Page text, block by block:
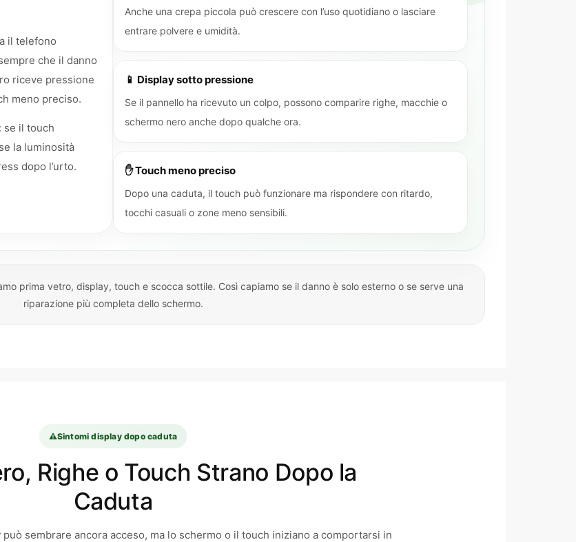
il telefono
che il danno
riceve pressione
meno preciso.
se il touch
la luminosità
dopo l’urto.
Anche una crepa piccola può crescere con l’uso quotidiano o lasciare
entrare polvere e umidità.
📱 Display sotto pressione
Se il pannello ha ricevuto un colpo, possono comparire righe, macchie o
schermo nero anche dopo qualche ora.
✋ Touch meno preciso
Dopo una caduta, il touch può funzionare ma rispondere con ritardo,
tocchi casuali o zone meno sensibili.
prima vetro, display, touch e scocca sottile. Così capiamo se il danno è solo esterno o se serve una
riparazione più completa dello schermo.
⚠️Sintomi display dopo caduta
Righe o Touch Strano Dopo la
Caduta
può sembrare ancora acceso, ma lo schermo o il touch iniziano a comportarsi in